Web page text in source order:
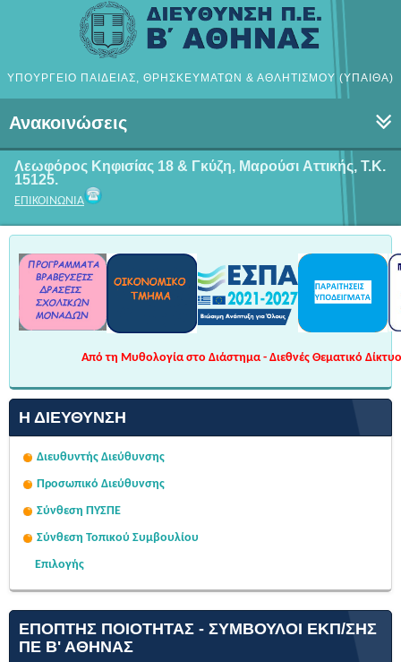
ΥΠΟΥΡΓΕΙΟ ΠΑΙΔΕΙΑΣ, ΘΡΗΣΚΕΥΜΑΤΩΝ & ΑΘΛΗΤΙΣΜΟΥ (ΥΠΑΙΘΑ)
Ανακοινώσεις
Λεωφόρος Κηφισίας 18 & Γκύζη, Μαρούσι Αττικής, Τ.Κ.
15125.
ΕΠΙΚΟΙΝΩΝΙΑ
Από τη Μυθολογία στο Διάστημα - Διεθνές Θεματικό
Η ΔΙΕΎΘΥΝΣΗ
Διευθυντής Διεύθυνσης
Προσωπικό Διεύθυνσης
Σύνθεση ΠΥΣΠΕ
Σύνθεση Τοπικού Συμβουλίου
Επιλογής
ΕΠΌΠΤΗΣ ΠΟΙΌΤΗΤΑΣ - ΣΎΜΒΟΥΛΟΙ ΕΚΠ/ΣΗΣ
ΠΕ Β' ΑΘΉΝΑΣ